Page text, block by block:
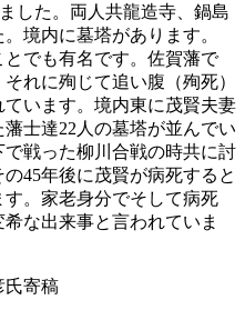
した。両人共龍造寺、鍋島
境内に墓塔があります。
でも有名です。佐賀藩で
れに殉じて追い腹（殉死）
います。境内東に茂賢夫妻
士達22人の墓塔が並んでい
戦った柳川合戦の時共に討
45年後に茂賢が病死すると
。家老身分でそして病死
な出来事と言われていま
氏寄稿